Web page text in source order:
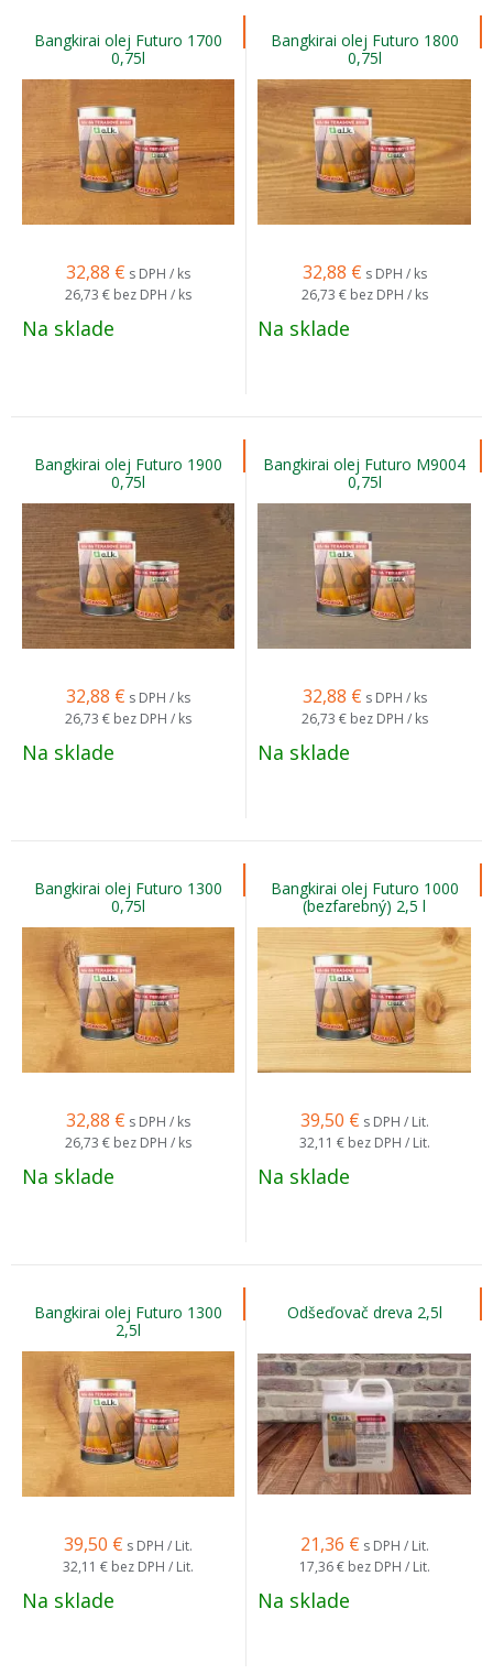
Bangkirai olej Futuro 1700
0,75l
32,88 € s DPH / ks
26,73 € bez DPH / ks
Na sklade
Bangkirai olej Futuro 1800
0,75l
32,88 € s DPH / ks
26,73 € bez DPH / ks
Na sklade
Bangkirai olej Futuro 1900
0,75l
32,88 € s DPH / ks
26,73 € bez DPH / ks
Na sklade
Bangkirai olej Futuro M9004
0,75l
32,88 € s DPH / ks
26,73 € bez DPH / ks
Na sklade
Bangkirai olej Futuro 1300
0,75l
32,88 € s DPH / ks
26,73 € bez DPH / ks
Na sklade
Bangkirai olej Futuro 1000
(bezfarebný) 2,5 l
39,50 € s DPH / Lit.
32,11 € bez DPH / Lit.
Na sklade
Bangkirai olej Futuro 1300
2,5l
39,50 € s DPH / Lit.
32,11 € bez DPH / Lit.
Na sklade
Odšeďovač dreva 2,5l
21,36 € s DPH / Lit.
17,36 € bez DPH / Lit.
Na sklade